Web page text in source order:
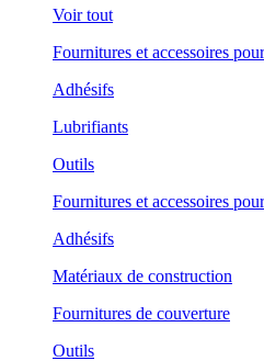
Voir tout
Fournitures et accessoires
Adhésifs
Lubrifiants
Outils
Fournitures et accessoires
Adhésifs
Matériaux de construction
Fournitures de couverture
Outils